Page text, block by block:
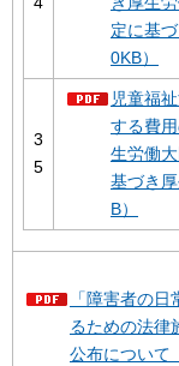
定に基
0KB）
3
5
児童福
する費
生労働
基づき
B）
「障害者の
るための法律
公布について